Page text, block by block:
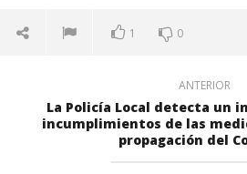
1 0
ANTERIOR
La Policía Local detecta un
incumplimientos de las
propagación del